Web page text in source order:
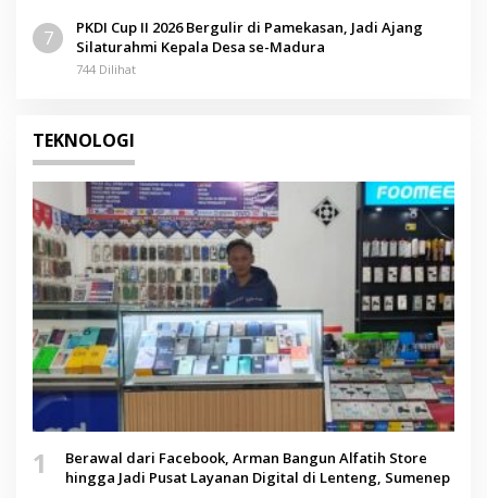
7
PKDI Cup II 2026 Bergulir di Pamekasan, Jadi Ajang
Silaturahmi Kepala Desa se-Madura
744 Dilihat
TEKNOLOGI
1
Berawal dari Facebook, Arman Bangun Alfatih Store
hingga Jadi Pusat Layanan Digital di Lenteng, Sumenep